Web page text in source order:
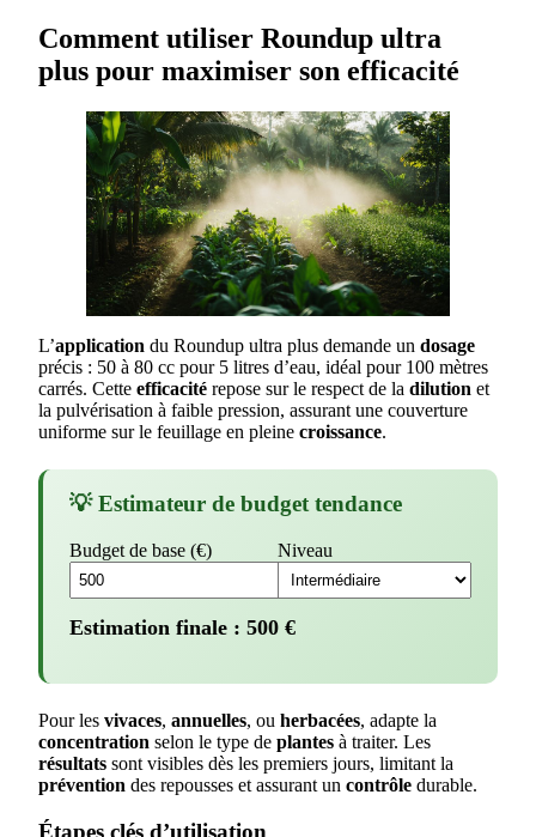
Comment utiliser Roundup ultra
plus pour maximiser son efficacité
L’application du Roundup ultra plus demande un dosage
précis : 50 à 80 cc pour 5 litres d’eau, idéal pour 100 mètres
carrés. Cette efficacité repose sur le respect de la dilution et
la pulvérisation à faible pression, assurant une couverture
uniforme sur le feuillage en pleine croissance.
💡 Estimateur de budget tendance
Budget de base (€) Niveau
Estimation finale : 500 €
Pour les vivaces, annuelles, ou herbacées, adapte la
concentration selon le type de plantes à traiter. Les
résultats sont visibles dès les premiers jours, limitant la
prévention des repousses et assurant un contrôle durable.
Étapes clés d’utilisation